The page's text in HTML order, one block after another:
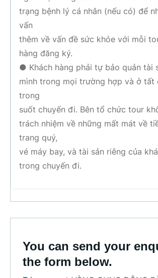
trạng bệnh lý cá nhân (nếu có) để
vấn
thêm về vấn đề sức khỏe với mỗi
hàng đăng ký.
● Khách hàng phải tự bảo quản tài
mình trong mọi trường hợp và ở tất
trong
suốt chuyến đi. Bên tổ chức tour
trách nhiệm về những mất mát về
trang quý,
vé máy bay, và tài sản riêng của
trong chuyến đi.
You can send your
the form below.